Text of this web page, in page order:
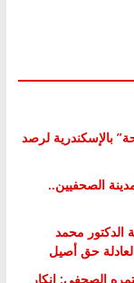
بالإسكندرية لرصد
الصحفيين..
الدكتور محمد
حق أصيل
الصحفي: إنكار